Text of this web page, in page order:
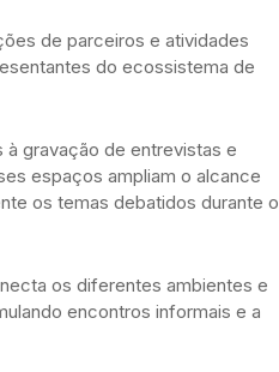
de parceiros e atividades
do ecossistema de
gravação de entrevistas e
espaços ampliam o alcance
os temas debatidos durante o
os diferentes ambientes e
encontros informais e a